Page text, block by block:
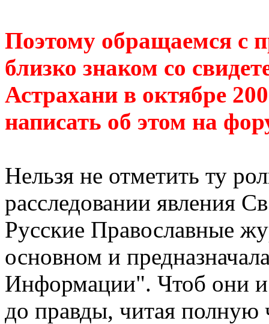
Поэтому обращаемся с
близко знаком со
Астрахани в октябре
написать об этом на
Нельзя не отметить ту
расследовании явления
Русские Православные
основном и
Информации". Чтоб они и
до правды, читая